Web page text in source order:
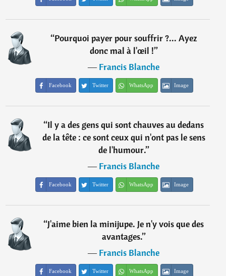
“Pourquoi payer pour souffrir ?... Ayez
donc mal à l'œil !”
―Francis Blanche
Facebook Twitter WhatsApp Image
“Il y a des gens qui sont chauves au dedans
de la tête : ce sont ceux qui n'ont pas le sens
de l'humour.”
―Francis Blanche
Facebook Twitter WhatsApp Image
“J'aime bien la minijupe. Je n'y vois que des
avantages.”
―Francis Blanche
Facebook Twitter WhatsApp Image